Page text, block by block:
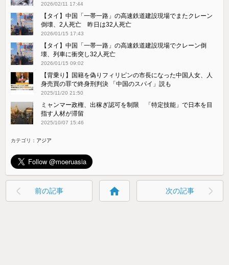
2026/02/11 17:44
【タイ】中国「一帯一路」の高速鉄道建設現場でまたクレーン
倒壊、2人死亡 昨日は32人死亡
2026/01/15 17:43
【タイ】中国「一帯一路」の高速鉄道建設現場でクレーン倒
壊、列車に衝突し32人死亡
2026/01/15 09:02
【背乗り】国籍を偽りフィリピンの市長になった中国人女、人
身売買の罪で終身刑判決 「中国のスパイ」説も
2025/11/20 21:50
ミャンマー政権、出稼ぎ認可を制限 「特定技能」で日本を目
指す人材が滞留
2025/10/07 15:46
カテゴリ： アジア
前の記事 home 次の記事